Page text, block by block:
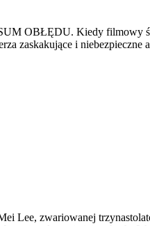
OBŁĘDU. Kiedy filmowy
zaskakujące i
Lee, zwariowanej